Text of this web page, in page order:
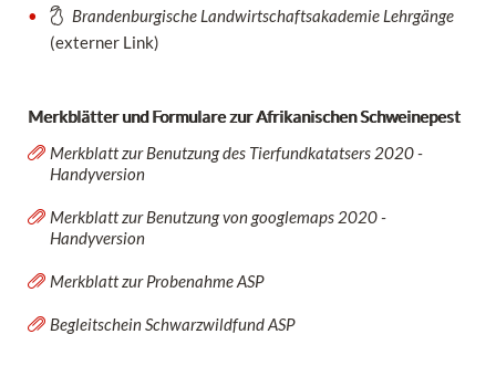
Brandenburgische Landwirtschaftsakademie Lehrgänge
(externer Link)
Merkblätter und Formulare zur Afrikanischen Schweinepest
Merkblatt zur Benutzung des Tierfundkatatsers 2020 -
Handyversion
Merkblatt zur Benutzung von googlemaps 2020 -
Handyversion
Merkblatt zur Probenahme ASP
Begleitschein Schwarzwildfund ASP